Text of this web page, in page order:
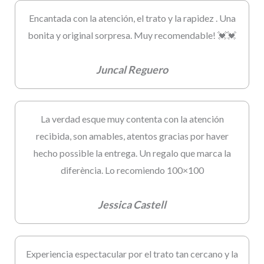
Encantada con la atención, el trato y la rapidez . Una
bonita y original sorpresa. Muy recomendable! 💓💓
Juncal Reguero
La verdad esque muy contenta con la atención
recibida, son amables, atentos gracias por haver
hecho possible la entrega. Un regalo que marca la
diferència. Lo recomiendo 100×100
Jessica Castell
Experiencia espectacular por el trato tan cercano y la